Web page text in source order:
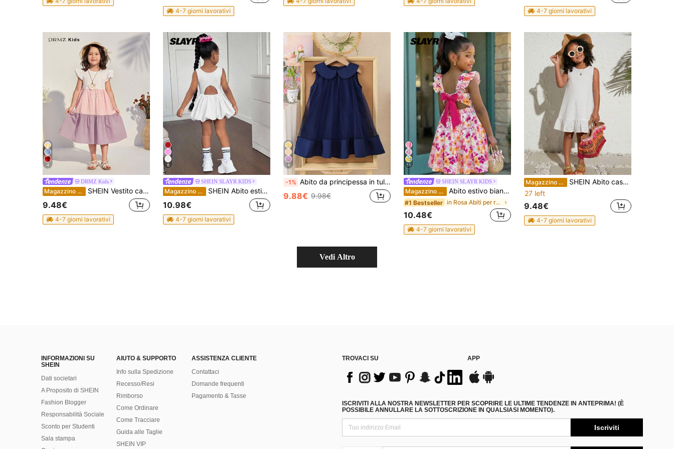
4-7 giorni lavorativi 4-7 giorni lavorativi
4
DRMZ Kids
Magazzino EU SHEIN Vestito casual da ragazza giovane con maniche a cappuccio, scollo rotondo, in patchwork e blocchi di colore, viola
9.48€
4-7 giorni lavorativi
6
SHEIN SLAYR KIDS
Magazzino EU SHEIN Abito estivo rosa lavorato a maglia per ragazze, con motivo a patchwork e dettagli traforati, senza maniche. Abbinamento coordinato mamma-figlia (venduto separatamente in 2 set)
10.98€
4-7 giorni lavorativi
4
-1% Abito da principessa in tulle e in rete delicato per ragazze giovani, abito da cerimonia senza maniche con colletto, estivo
9.88€ 9.98€
11
SHEIN SLAYR KIDS
Magazzino EU Abito estivo bianco da fata per bambine, primo compleanno, vacanza, con stampa floreale minuta, maniche a volant, fiocco traforato sulla schiena, vita stretta, casual e alla moda
#1 Bestseller in Rosa Abiti per ragazze giovani
10.48€
4-7 giorni lavorativi
Magazzino EU
SHEIN Abito casual senza maniche con stampa floreale ditsy per ragazze giovani
27 left
9.48€
4-7 giorni lavorativi
Vedi Altro
INFORMAZIONI SU
SHEIN
Dati societari
A Proposito di SHEIN
Fashion Blogger
Responsabilità Sociale
Sconto per Studenti
Sala stampa
AIUTO & SUPPORTO
Info sulla Spedizione
Recesso/Resi
Rimborso
Come Ordinare
Come Tracciare
Guida alle Taglie
SHEIN VIP
ASSISTENZA CLIENTE
Contattaci
Domande frequenti
Pagamento & Tasse
TROVACI SU APP
ISCRIVITI ALLA NOSTRA NEWSLETTER PER SCOPRIRE LE ULTIME TENDENZE IN ANTEPRIMA! (È
POSSIBILE ANNULLARE LA SOTTOSCRIZIONE IN QUALSIASI MOMENTO).
Iscriviti